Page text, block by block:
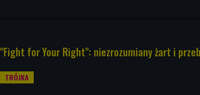
"Fight for Your Right": niezrozumiany żart i